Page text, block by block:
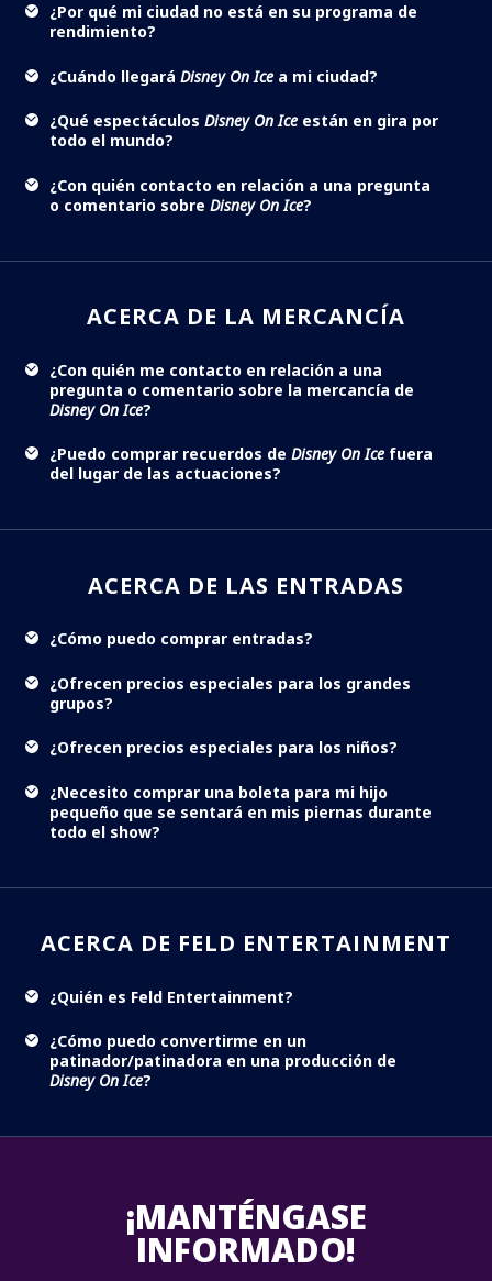
¿Por qué mi ciudad no está en su programa de
rendimiento?
¿Cuándo llegará Disney On Ice a mi ciudad?
¿Qué espectáculos Disney On Ice están en gira por
todo el mundo?
¿Con quién contacto en relación a una pregunta
o comentario sobre Disney On Ice?
ACERCA DE LA MERCANCÍA
¿Con quién me contacto en relación a una
pregunta o comentario sobre la mercancía de
Disney On Ice?
¿Puedo comprar recuerdos de Disney On Ice fuera
del lugar de las actuaciones?
ACERCA DE LAS ENTRADAS
¿Cómo puedo comprar entradas?
¿Ofrecen precios especiales para los grandes
grupos?
¿Ofrecen precios especiales para los niños?
¿Necesito comprar una boleta para mi hijo
pequeño que se sentará en mis piernas durante
todo el show?
ACERCA DE FELD ENTERTAINMENT
¿Quién es Feld Entertainment?
¿Cómo puedo convertirme en un
patinador/patinadora en una producción de
Disney On Ice?
¡MANTÉNGASE
INFORMADO!